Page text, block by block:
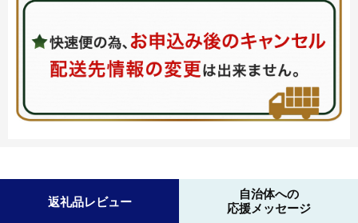
返礼品レビュー
自治体への
応援メッセージ